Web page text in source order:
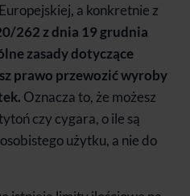
a konkretnie z
262 z dnia 19 grudnia
zasady dotyczące
prawo przewozić wyroby
Oznacza to, że możesz
czy cygara, o ile są
użytku, a nie do